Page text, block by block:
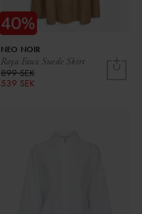
Raya Faux Suede Skirt
NEO NOIR
899 SEK
539 SEK